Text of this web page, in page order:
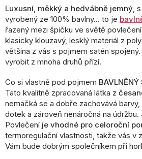
l
á
a
c
í
v
k
y
v
ý
p
i
s
Luxusní, měkký a hedvábně jemný,
vyrobený ze 100% bavlny... to je
řazený mezi špičku ve světě
klasicky klouzavý, lesklý materiál z
většina z vás s pojmem satén
vyrobit z mnoha druhů přízí.
Co si vlastně pod pojmem BAVLNĚNÝ
Tato kvalitně zpracovaná látka z
nemačká se a dobře zachovává
dotek a zároveň nenáročná na údržbu.
Povlečení je vhodné pro celoroční
termoregulační vlastnosti, takže vás v
Vám bude dobrým společníkem při